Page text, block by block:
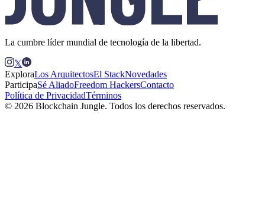
La cumbre líder mundial de tecnología de la libertad.
𝕏
ExploraLos ArquitectosEl StackNovedades
ParticipaSé AliadoFreedom HackersContacto
Política de PrivacidadTérminos
© 2026 Blockchain Jungle. Todos los derechos reservados.